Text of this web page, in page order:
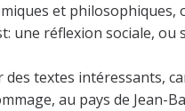
et
une réflexion sociale,
textes intéressants,
au pays de Jean-